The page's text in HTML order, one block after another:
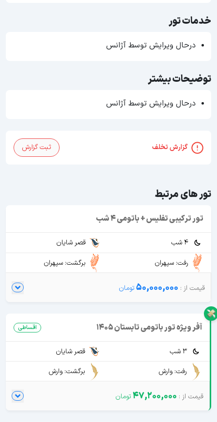
خدمات تور
درحال ویرایش توسط آژانس
توضیحات بیشتر
درحال ویرایش توسط آژانس
گزارش تخلف ثبت گزارش
تور های مرتبط
تور ترکیبی تفلیس + باتومی 4 شب
4 شب
قصر شایان
رفت: سپهران
برگشت: سپهران
50,000,000
آفر ویژه تور باتومی تابستان 1405 اقساطی
3 شب
قصر شایان
رفت: وارش
برگشت: وارش
47,200,000